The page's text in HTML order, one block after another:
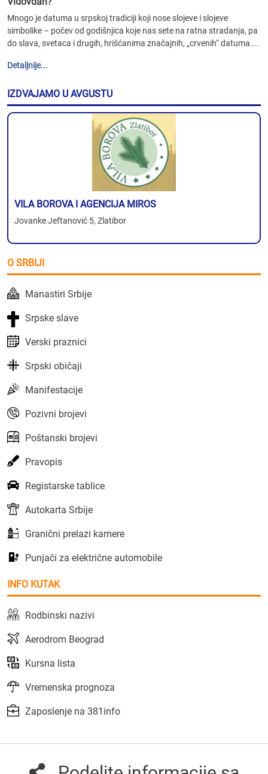
Mnogo je datuma u srpskoj tradiciji koji nose slojeve i slojeve
simbolike – počev od godišnjica koje nas sete na ratna stradanja, pa
do slava, svetaca i drugih, hrišćanima značajnih, „crvenih“ datuma....
Detaljnije...
IZDVAJAMO U AVGUSTU
VILA BOROVA I AGENCIJA MIROS
Jovanke Jeftanović 5, Zlatibor
O SRBIJI
Manastiri Srbije
Srpske slave
Verski praznici
Srpski običaji
Manifestacije
Pozivni brojevi
Poštanski brojevi
Pravopis
Registarske tablice
Autokarta Srbije
Granični prelazi kamere
Punjači za električne automobile
INFO KUTAK
Rodbinski nazivi
Aerodrom Beograd
Kursna lista
Vremenska prognoza
Zaposlenje na 381info